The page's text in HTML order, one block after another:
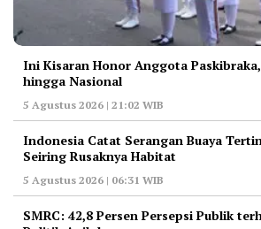
Ini Kisaran Honor Anggota
hingga Nasional
5 Agustus 2026 | 21:02 WIB
Indonesia Catat Serangan Buaya
Seiring Rusaknya Habitat
5 Agustus 2026 | 06:31 WIB
‎SMRC: 42,8 Persen Persepsi Publik